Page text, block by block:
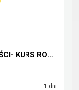
SPECJALISTA DS.RACHUNKOWOŚCI- KURS ROCZNY ONLINE!
1 dni